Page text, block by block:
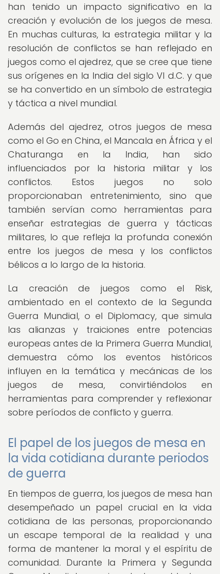
han tenido un impacto significativo en la
creación y evolución de los juegos de mesa.
En muchas culturas, la estrategia militar y la
resolución de conflictos se han reflejado en
juegos como el ajedrez, que se cree que tiene
sus orígenes en la India del siglo VI d.C. y que
se ha convertido en un símbolo de estrategia
y táctica a nivel mundial.
Además del ajedrez, otros juegos de mesa
como el Go en China, el Mancala en África y el
Chaturanga en la India, han sido
influenciados por la historia militar y los
conflictos. Estos juegos no solo
proporcionaban entretenimiento, sino que
también servían como herramientas para
enseñar estrategias de guerra y tácticas
militares, lo que refleja la profunda conexión
entre los juegos de mesa y los conflictos
bélicos a lo largo de la historia.
La creación de juegos como el Risk,
ambientado en el contexto de la Segunda
Guerra Mundial, o el Diplomacy, que simula
las alianzas y traiciones entre potencias
europeas antes de la Primera Guerra Mundial,
demuestra cómo los eventos históricos
influyen en la temática y mecánicas de los
juegos de mesa, convirtiéndolos en
herramientas para comprender y reflexionar
sobre períodos de conflicto y guerra.
El papel de los juegos de mesa en
la vida cotidiana durante periodos
de guerra
En tiempos de guerra, los juegos de mesa han
desempeñado un papel crucial en la vida
cotidiana de las personas, proporcionando
un escape temporal de la realidad y una
forma de mantener la moral y el espíritu de
comunidad. Durante la Primera y Segunda